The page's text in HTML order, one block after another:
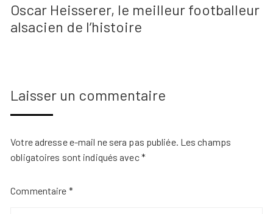
Oscar Heisserer, le meilleur footballeur
alsacien de l’histoire
Laisser un commentaire
Votre adresse e-mail ne sera pas publiée. Les champs
obligatoires sont indiqués avec*
Commentaire *